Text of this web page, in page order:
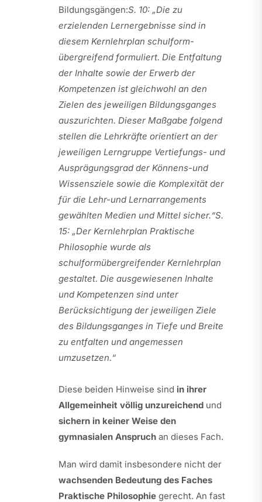
Bildungsgängen:S. 10: „Die zu
erzielenden Lernergebnisse sind in
diesem Kernlehrplan schulform­
übergreifend formuliert. Die Entfaltung
der Inhalte sowie der Erwerb der
Kompetenzen ist gleichwohl an den
Zielen des jeweiligen Bildungsganges
auszurichten. Dieser Maßgabe folgend
stellen die Lehrkräfte orientiert an der
jeweiligen Lerngruppe Vertiefungs- und
Ausprägungsgrad der Kön­nens-und
Wissensziele sowie die Komplexität der
für die Lehr-und Lernar­rangements
gewählten Medien und Mittel sicher.“S.
15: „Der Kernlehrplan Praktische
Philosophie wurde als
schulformübergreifen­der Kernlehrplan
gestaltet. Die ausgewiesenen Inhalte
und Kompetenzen sind unter
Berücksichtigung der jeweiligen Ziele
des Bildungsganges in Tiefe und Breite
zu entfalten und angemessen
umzusetzen.“
Diese beiden Hinweise sind in ihrer
Allgemeinheit völlig unzureichendund
sichern in keiner Weise den
gymnasialen Anspruchan dieses Fach.
Man wird damit insbesondere nicht der
wachsenden Bedeutung des Faches
Praktische Philosophiegerecht. An fast